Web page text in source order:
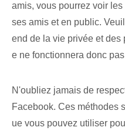
amis, vous pourrez voir
ses amis et en public.
end de la vie privée et des
e ne fonctionnera donc
N'oubliez jamais de
Facebook. Ces méthodes
ue vous pouvez utiliser